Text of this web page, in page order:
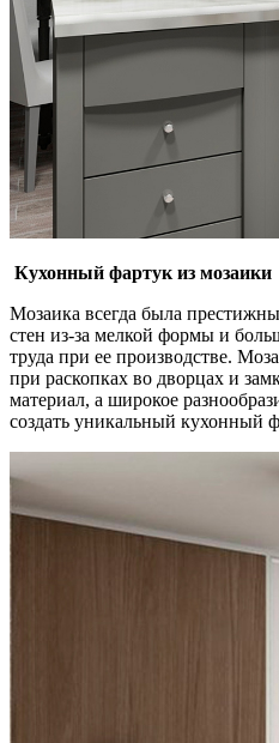
Кухонный фартук из мозаики
Мозаика всегда была
стен из-за мелкой формы и
труда при ее производстве.
при раскопках во дворцах и
материал, а широкое
создать уникальный кухонный